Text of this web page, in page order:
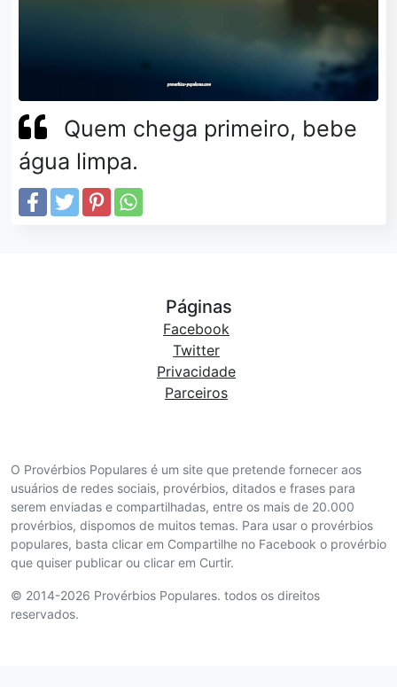
Quem chega primeiro, bebe
água limpa.
O Provérbios Populares é um site que pretende fornecer aos
usuários de redes sociais, provérbios, ditados e frases para
serem enviadas e compartilhadas, entre os mais de 20.000
provérbios, dispomos de muitos temas. Para usar o provérbios
populares, basta clicar em Compartilhe no Facebook o provérbio
que quiser publicar ou clicar em Curtir.
© 2014-2026 Provérbios Populares. todos os direitos
reservados.
Páginas
Facebook
Twitter
Privacidade
Parceiros